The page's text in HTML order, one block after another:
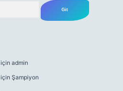
için admin
için Şampiyon